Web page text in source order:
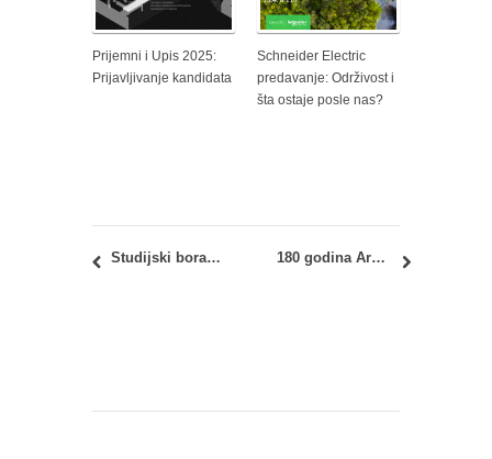
Prijemni i Upis 2025:
Prijavljivanje kandidata
Schneider Electric
predavanje: Održivost i
šta ostaje posle nas?
Studijski boravak studenata Arhitektonskog fakulteta u selu Vlasi u Specijalnom rezervatu prirode „Jerma“ 180 godina Arhitektonskog fakulteta: Nasleđe, znanje i budućnost škole arhitekture